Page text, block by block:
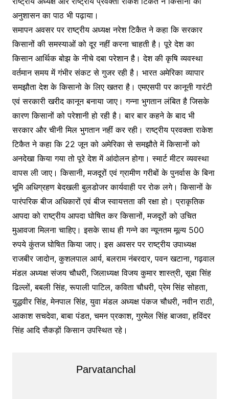
अनुशासन का पाठ भी पढ़ाया।
समापन अवसर पर राष्ट्रीय अध्यक्ष नरेश टिकैत ने कहा कि सरकार
किसानों की समस्याओं को दूर नहीं करना चाहती है। पूरे देश का
किसान आर्थिक बोझ के नीचे दबा परेशान है। देश की कृषि व्यवस्था
वर्तमान समय में गंभीर संकट से गुजर रही है। भारत अमेरिका व्यापार
समझौता देश के किसानो के लिए खतरा है। एमएसपी पर कानूनी गारंटी
एवं सरकारी खरीद कानून बनाया जाए। गन्ना भुगतान लंबित है जिसके
कारण किसानों को परेशानी हो रही है। बार बार कहने के बाद भी
सरकार और चीनी मिल भुगतान नहीं कर रही। राष्ट्रीय प्रवक्ता राकेश
टिकैत ने कहा कि 22 जून को अमेरिका से समझौते में किसानों को
अनदेखा किया गया तो पूरे देश में आंदोलन होगा। स्मार्ट मीटर व्यवस्था
वापस ली जाए। किसानी, मजदूरों एवं ग्रामीण गरीबों के पुनर्वास के बिना
भूमि अधिग्रहण बेदखली बुलडोजर कार्यवाही पर रोक लगे। किसानों के
पारंपरिक बीज अधिकारों एवं बीज स्वायत्तता की रक्षा हो। प्राकृतिक
आपदा को राष्ट्रीय आपदा घोषित कर किसानों, मजदूरों को उचित
मुआवजा मिलना चाहिए। इसके साथ ही गन्ने का न्यूनतम मूल्य 500
रुपये कुंतज घोषित किया जाए। इस अवसर पर राष्ट्रीय उपाध्यक्ष
राजबीर जादोन, कुशलपाल आर्य, बलराम नंबरदार, पवन खटाना, गढ़वाल
मंडल अध्यक्ष संजय चौधरी, जिलाध्यक्ष विजय कुमार शास्त्री, सूबा सिंह
ढिल्लों, बबली सिंह, रूपाली पाटिल, कविता चौधरी, प्रेम सिंह सोहता,
युद्धवीर सिंह, मेनपाल सिंह, युवा मंडल अध्यक्ष पंकज चौधरी, नवीन राठी,
आकाश सचदेवा, बाबा पंडत, चमन प्रकाश, गुरमेल सिंह बाजवा, हविंदर
सिंह आदि सैकड़ों किसान उपस्थित रहे।
Parvatanchal